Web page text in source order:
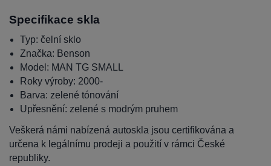
Specifikace skla
Typ: čelní sklo
Značka: Benson
Model: MAN TG SMALL
Roky výroby: 2000-
Barva: zelené tónování
Upřesnění: zelené s modrým pruhem
Veškerá námi nabízená autoskla jsou certifikována a
určena k legálnímu prodeji a použití v rámci České
republiky.